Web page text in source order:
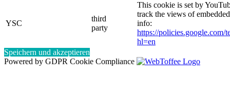
YSC
third
party
This cookie is set by
track the views of
info:
https://policies.google.com/
hl=en
Speichern und akzeptieren
Powered by GDPR Cookie Compliance